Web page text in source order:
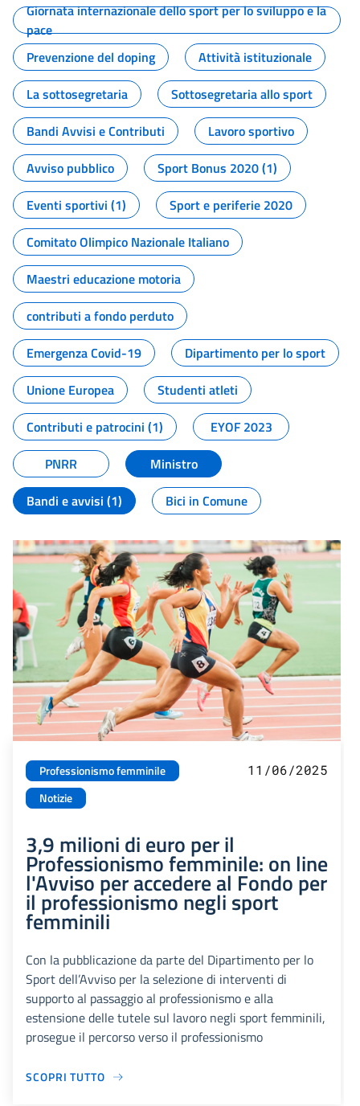
Giornata internazionale dello sport per lo sviluppo e la
pace
Prevenzione del doping
Attività istituzionale
La sottosegretaria
Sottosegretaria allo sport
Bandi Avvisi e Contributi
Lavoro sportivo
Avviso pubblico
Sport Bonus 2020 (1)
Eventi sportivi (1)
Sport e periferie 2020
Comitato Olimpico Nazionale Italiano
Maestri educazione motoria
contributi a fondo perduto
Emergenza Covid-19
Dipartimento per lo sport
Unione Europea
Studenti atleti
Contributi e patrocini (1)
EYOF 2023
PNRR
Ministro
Bandi e avvisi (1)
Bici in Comune
Professionismo femminile
Notizie
11/06/2025
3,9 milioni di euro per il
Professionismo femminile: on line
l'Avviso per accedere al Fondo per
il professionismo negli sport
femminili
Con la pubblicazione da parte del Dipartimento per lo
Sport dell’Avviso per la selezione di interventi di
supporto al passaggio al professionismo e alla
estensione delle tutele sul lavoro negli sport femminili,
prosegue il percorso verso il professionismo
SCOPRI TUTTO